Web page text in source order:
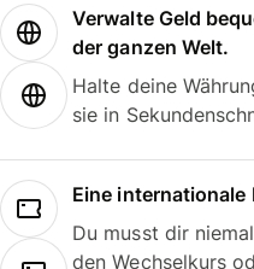
Verwalte Geld
der ganzen Welt.
Halte deine
sie in
Eine internationale
Du musst dir
den Wechselkurs